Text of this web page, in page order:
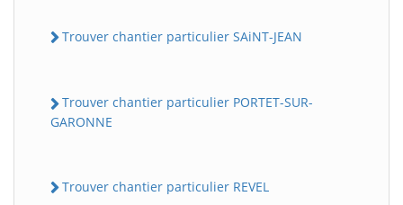
Trouver chantier particulier SAiNT-JEAN
Trouver chantier particulier PORTET-SUR-
GARONNE
Trouver chantier particulier REVEL